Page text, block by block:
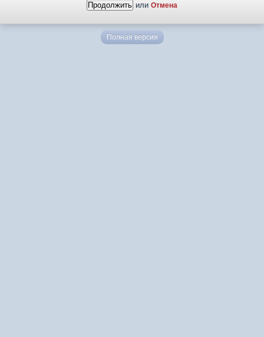
или Отмена
Полная версия